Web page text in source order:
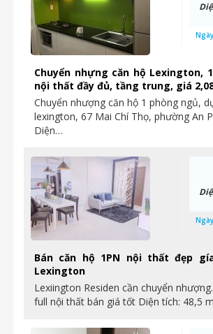
Chuyển nhựng căn hộ Lexington,
nội thất đầy đủ, tầng trung, giá
Chuyển nhượng căn hộ 1 phòng ngủ,
lexington, 67 Mai Chí Thọ, phường An
Diện…
Bán căn hộ 1PN nội thất đẹp
Lexington
Lexiington Residen cần chuyển
full nội thất bán giá tốt Diện tích: 48,5